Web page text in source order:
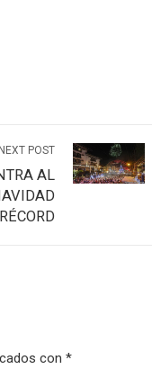
NEXT POST
AL
RÉCORD
con *